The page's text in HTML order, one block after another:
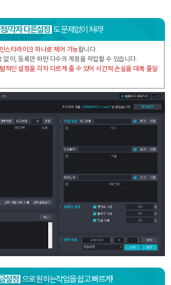
/각자 다른설정 도 문제없이 처리!
인스타라이크 하나로 제어 가능합니다.
없이, 등록만 하면 다수의 계정을 작업할 수 있습니다.
적인 설정을 각자 다르게 줄 수 있어 시간적 손실을 대폭 줄일
설정 으로 원하는작업을 쉽고 빠르게!